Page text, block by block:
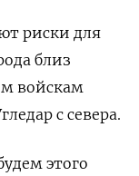
риски для
близ
войскам
с севера.
этого